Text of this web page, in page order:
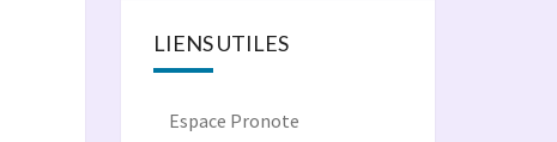
LIENS UTILES
Espace Pronote